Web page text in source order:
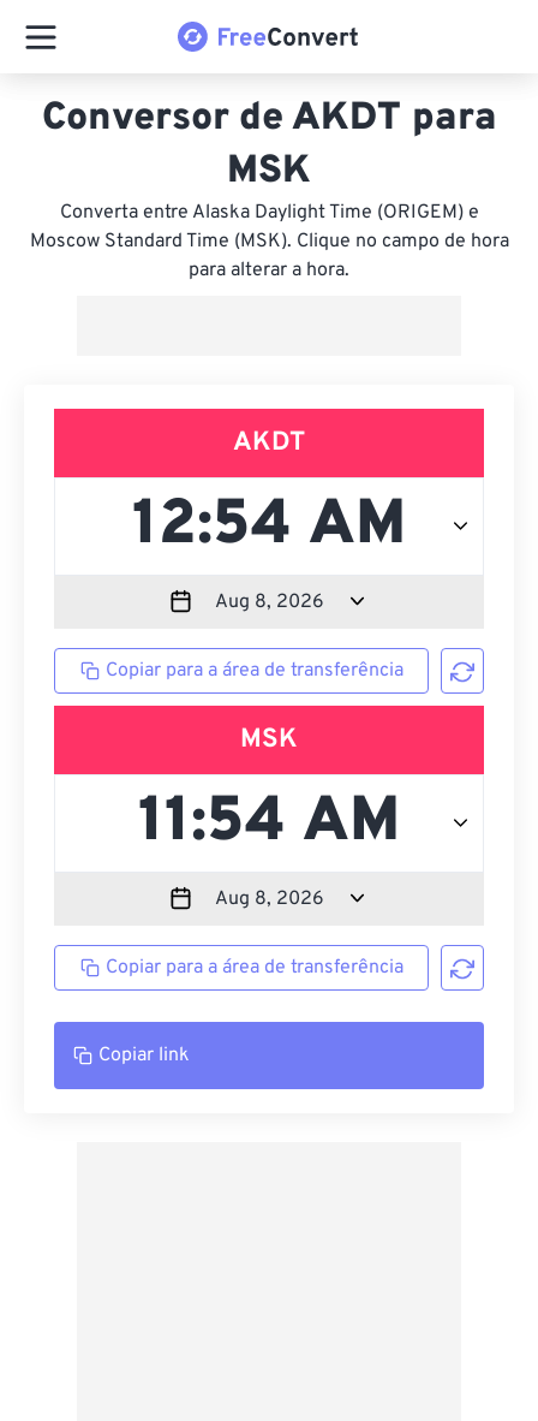
Conversor de AKDT para
MSK
Converta entre Alaska Daylight Time (ORIGEM) e
Moscow Standard Time (MSK). Clique no campo de hora
para alterar a hora.
AKDT
Copiar para a área de transferência
MSK
Copiar para a área de transferência
Copiar link